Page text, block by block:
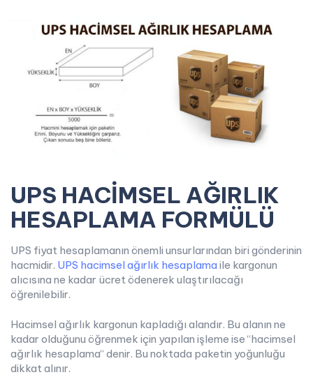
UPS HACİMSEL AĞIRLIK
HESAPLAMA FORMÜLÜ
UPS fiyat hesaplamanın önemli unsurlarından biri gönderinin
hacmidir. UPS hacimsel ağırlık hesaplama ile kargonun
alıcısına ne kadar ücret ödenerek ulaştırılacağı
öğrenilebilir.
Hacimsel ağırlık kargonun kapladığı alandır. Bu alanın ne
kadar olduğunu öğrenmek için yapılan işleme ise “hacimsel
ağırlık hesaplama“ denir. Bu noktada paketin yoğunluğu
dikkat alınır.